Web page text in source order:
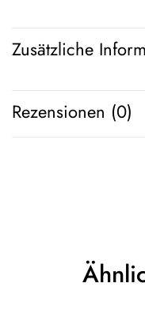
Zusätzliche
Rezensionen (0)